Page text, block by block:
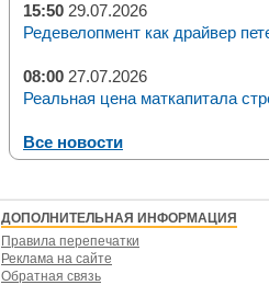
15:50 29.07.2026
Редевелопмент как драйвер
08:00 27.07.2026
Реальная цена маткапитала
Все новости
ДОПОЛНИТЕЛЬНАЯ ИНФОРМАЦИЯ
Правила перепечатки
Реклама на сайте
Обратная связь